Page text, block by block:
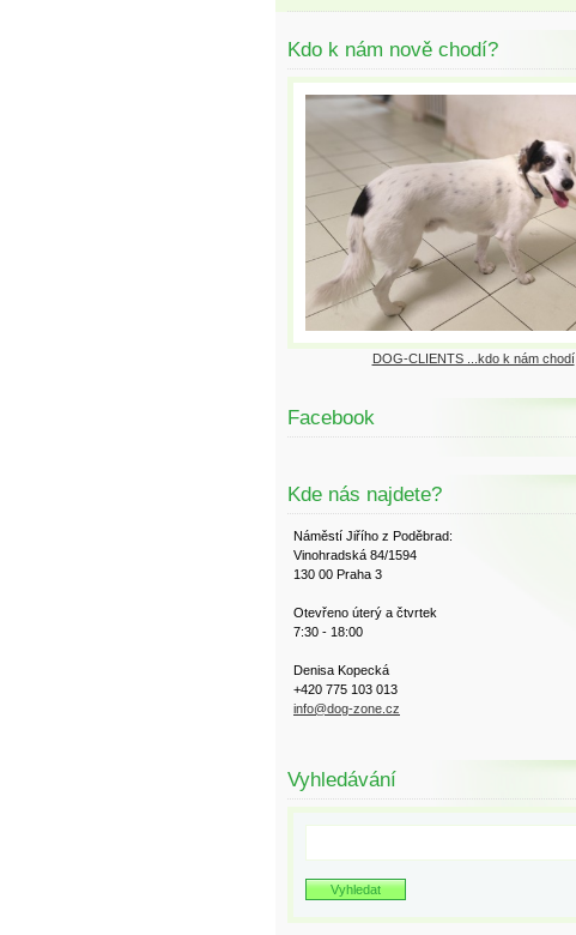
Kdo k nám nově chodí?
DOG-CLIENTS ...kdo k nám chodí
Facebook
Kde nás najdete?
Náměstí Jiřího z Poděbrad:
Vinohradská 84/1594
130 00 Praha 3
Otevřeno úterý a čtvrtek
7:30 - 18:00
Denisa Kopecká
+420 775 103 013
info@dog-zone.cz
Vyhledávání